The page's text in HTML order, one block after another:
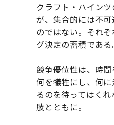
クラフト・ハイン
が、集合的には不
のではない。それ
グ決定の蓄積である
競争優位性は、時
何を犠牲にし、何
るのを待ってはく
肢とともに。